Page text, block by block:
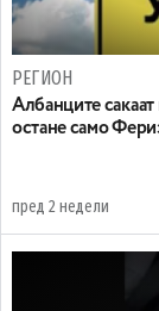
РЕГИОН
Aлбанците
остане само
пред 2 недели